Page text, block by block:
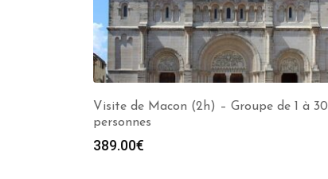
Visite de Macon (2h) – Groupe de 1 à 30
personnes
389.00€